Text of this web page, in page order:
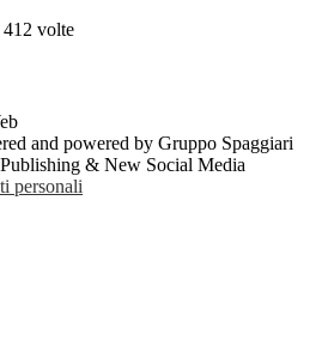
412 volte
and powered by Gruppo Spaggiari
& New Social Media
personali